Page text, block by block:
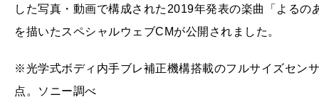
した写真・動画で構成された2019年発表の楽曲「よる
を描いたスペシャルウェブCMが公開されました。
※光学式ボディ内手ブレ補正機構搭載のフルサイズセン
点。ソニー調べ